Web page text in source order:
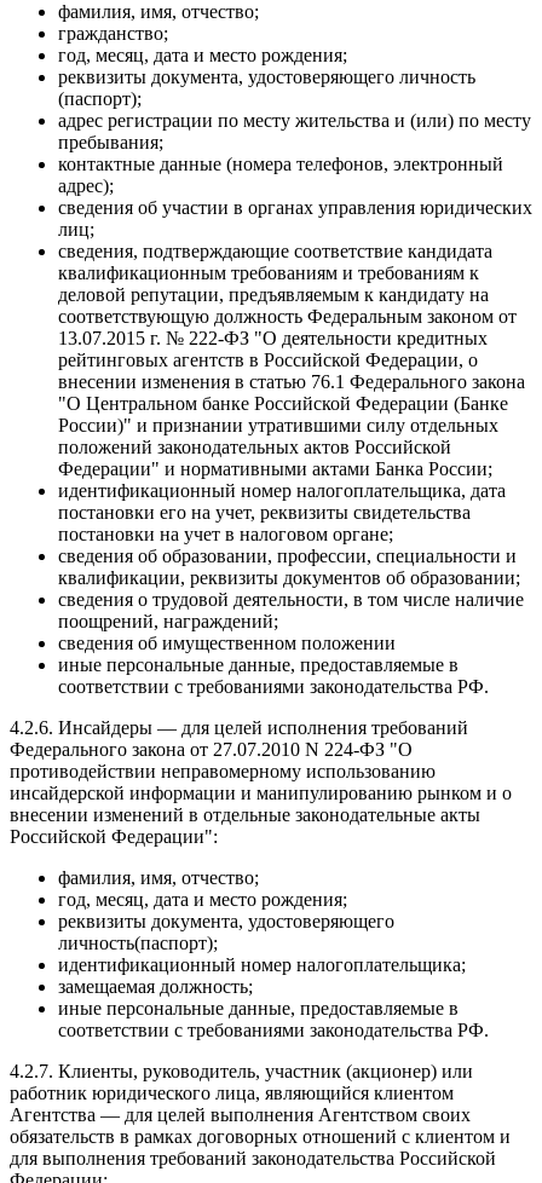
фамилия, имя, отчество;
гражданство;
год, месяц, дата и место рождения;
реквизиты документа, удостоверяющего личность
(паспорт);
адрес регистрации по месту жительства и (или) по месту
пребывания;
контактные данные (номера телефонов, электронный
адрес);
сведения об участии в органах управления юридических
лиц;
сведения, подтверждающие соответствие кандидата
квалификационным требованиям и требованиям к
деловой репутации, предъявляемым к кандидату на
соответствующую должность Федеральным законом от
13.07.2015 г. № 222-ФЗ "О деятельности кредитных
рейтинговых агентств в Российской Федерации, о
внесении изменения в статью 76.1 Федерального закона
"О Центральном банке Российской Федерации (Банке
России)" и признании утратившими силу отдельных
положений законодательных актов Российской
Федерации" и нормативными актами Банка России;
идентификационный номер налогоплательщика, дата
постановки его на учет, реквизиты свидетельства
постановки на учет в налоговом органе;
сведения об образовании, профессии, специальности и
квалификации, реквизиты документов об образовании;
сведения о трудовой деятельности, в том числе наличие
поощрений, награждений;
сведения об имущественном положении
иные персональные данные, предоставляемые в
соответствии с требованиями законодательства РФ.
4.2.6. Инсайдеры — для целей исполнения требований
Федерального закона от 27.07.2010 N 224-ФЗ "О
противодействии неправомерному использованию
инсайдерской информации и манипулированию рынком и о
внесении изменений в отдельные законодательные акты
Российской Федерации":
фамилия, имя, отчество;
год, месяц, дата и место рождения;
реквизиты документа, удостоверяющего
личность(паспорт);
идентификационный номер налогоплательщика;
замещаемая должность;
иные персональные данные, предоставляемые в
соответствии с требованиями законодательства РФ.
4.2.7. Клиенты, руководитель, участник (акционер) или
работник юридического лица, являющийся клиентом
Агентства — для целей выполнения Агентством своих
обязательств в рамках договорных отношений с клиентом и
для выполнения требований законодательства Российской